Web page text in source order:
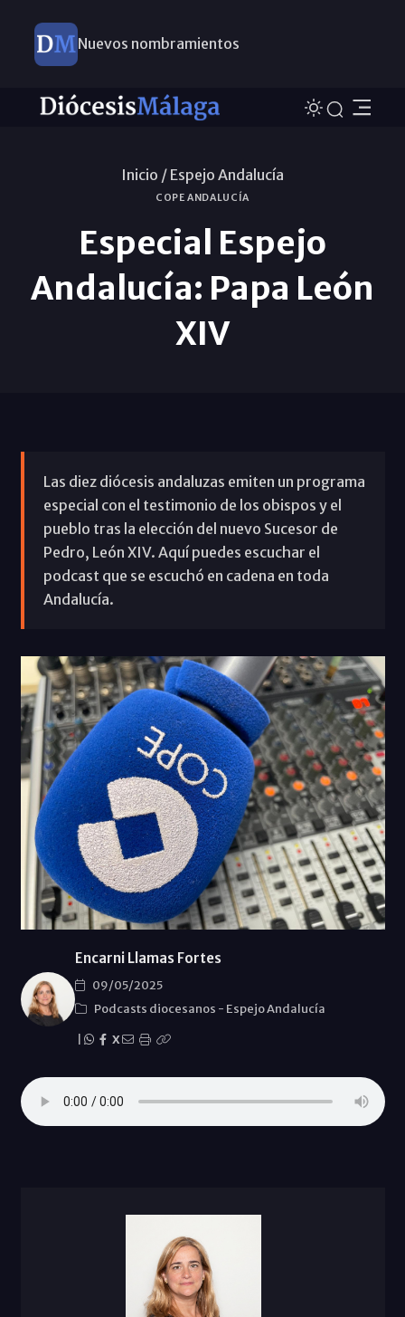
Nuevos nombramientos
Inicio / Espejo Andalucía
COPE ANDALUCÍA
Especial Espejo
Andalucía: Papa León
XIV
Las diez diócesis andaluzas emiten un programa
especial con el testimonio de los obispos y el
pueblo tras la elección del nuevo Sucesor de
Pedro, León XIV. Aquí puedes escuchar el
podcast que se escuchó en cadena en toda
Andalucía.
Encarni Llamas Fortes
09/05/2025
Podcasts diocesanos - Espejo Andalucía
X